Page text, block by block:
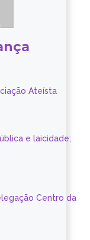
Ateísta
e laicidade;
Centro da